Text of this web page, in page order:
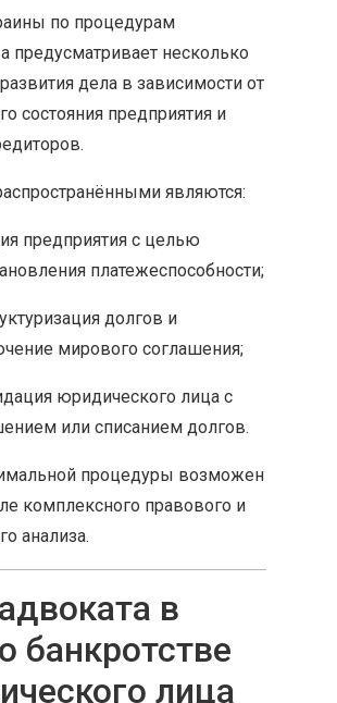
по процедурам
предусматривает несколько
дела в зависимости от
состояния предприятия и
являются:
предприятия с целью
платежеспособности;
долгов и
мирового соглашения;
юридического лица с
или списанием долгов.
процедуры возможен
комплексного правового и
анализа.
в
банкротстве
лица